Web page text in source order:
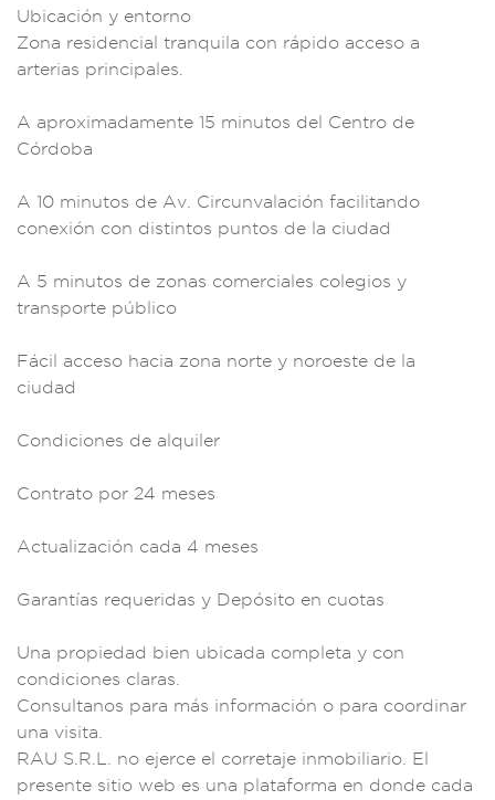
Ubicación y entorno
Zona residencial tranquila con rápido acceso a
arterias principa les.
A aproximadamente 15 minutos del Centro de
Córdoba
A 10 minutos de Av. Circunvalación facilitando
conexión con distintos puntos de la ciudad
A 5 minutos de zonas comerciales colegios y
transporte público
Fácil acceso hacia zona norte y noroeste de la
ciudad
Condiciones de a lquiler
Contrato por 24 meses
Actualización cada 4 meses
Garantías requeridas y Depósito en cuotas
Una propiedad bien ubicada comp leta y con
condiciones claras.
Consultanos para más información o para coordinar
una visita.
RAU S. R.L. no ejerce el corretaje inmobiliario. El
presente sitio web es una plataforma en donde cada